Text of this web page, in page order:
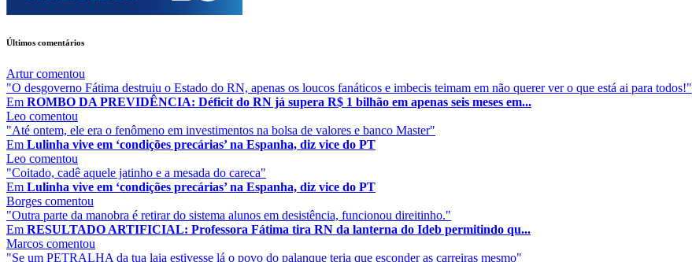
Últimos comentários
Arturcomentou
"O desgoverno Fátima destruiu o Estado do RN, apenas os loucos fanáticos e imbecis teimam em não querer ver o que está ai para todos!"
Em ROMBO DA PREVIDÊNCIA: Déficit do RN já supera R$ 1 bilhão em apenas seis meses em...
Leo comentou
"Até ontem, ele era o fenômeno em investimentos na bolsa de valores e banco Master"
Em Lulinha vive em ‘condições precárias’ na Espanha, diz vice do PT
Leo comentou
"Coitado, cadê aquele jatinho e a mesada do careca"
Em Lulinha vive em ‘condições precárias’ na Espanha, diz vice do PT
Borges comentou
"Outra parte da manobra é retirar do sistema alunos em desistência, funcionou direitinho."
Em RESULTADO ARTIFICIAL: Professora Fátima tira RN da lanterna do Ideb permitindo qu...
Marcos comentou
"Se um PETRALHA da tua laia estivesse lá o povo do palanque teria que esconder as carreiras mesmo"